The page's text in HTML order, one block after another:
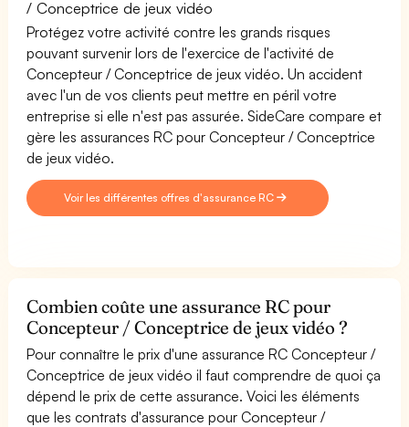
/ Conceptrice de jeux vidéo
Protégez votre activité contre les grands risques
pouvant survenir lors de l'exercice de l'activité de
Concepteur / Conceptrice de jeux vidéo. Un accident
avec l'un de vos clients peut mettre en péril votre
entreprise si elle n'est pas assurée. SideCare compare et
gère les assurances RC pour Concepteur / Conceptrice
de jeux vidéo.
Voir les différentes offres d'assurance RC
Combien coûte une assurance RC pour
Concepteur / Conceptrice de jeux vidéo ?
Pour connaître le prix d'une assurance RC Concepteur /
Conceptrice de jeux vidéo il faut comprendre de quoi ça
dépend le prix de cette assurance. Voici les éléments
que les contrats d'assurance pour Concepteur /